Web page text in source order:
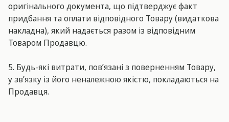
оригінального документа, що підтверджує факт
придбання та оплати відповідного Товару (видаткова
накладна), який надається разом із відповідним
Товаром Продавцю.
5. Будь-які витрати, пов’язані з поверненням Товару,
у зв’язку із його неналежною якістю, покладаються на
Продавця.